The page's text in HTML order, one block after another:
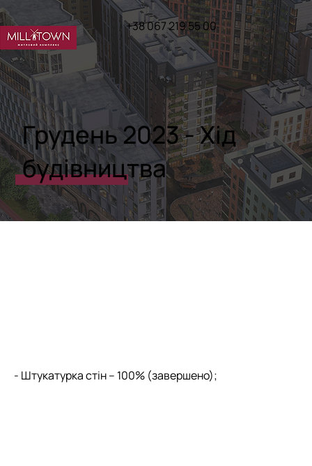
Грудень 2023 - Хід
будівництва
- Штукатурка стін – 100% (завершено);
+38 067 219 55 00